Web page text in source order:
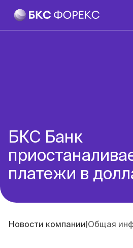
БКС Банк
платежи в
Новости компании|Общая